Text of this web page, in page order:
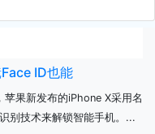
ID也能
苹果新发布的iPhone X采用名
别技术来解锁智能手机。...